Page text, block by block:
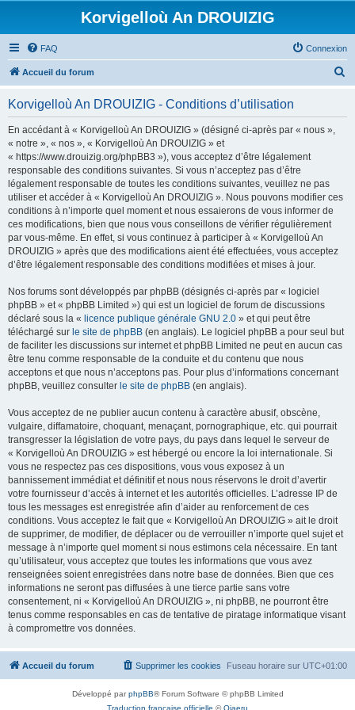
Korvigelloù An DROUIZIG
FAQ Connexion
Accueil du forum
Korvigelloù An DROUIZIG - Conditions d’utilisation
En accédant à « Korvigelloù An DROUIZIG » (désigné ci-après par « nous »,
« notre », « nos », « Korvigelloù An DROUIZIG » et
« https://www.drouizig.org/phpBB3 »), vous acceptez d’être légalement
responsable des conditions suivantes. Si vous n’acceptez pas d’être
légalement responsable de toutes les conditions suivantes, veuillez ne pas
utiliser et accéder à « Korvigelloù An DROUIZIG ». Nous pouvons modifier ces
conditions à n’importe quel moment et nous essaierons de vous informer de
ces modifications, bien que nous vous conseillons de vérifier régulièrement
par vous-même. En effet, si vous continuez à participer à « Korvigelloù An
DROUIZIG » après que des modifications aient été effectuées, vous acceptez
d’être légalement responsable des conditions modifiées et mises à jour.
Nos forums sont développés par phpBB (désignés ci-après par « logiciel
phpBB » et « phpBB Limited ») qui est un logiciel de forum de discussions
déclaré sous la « licence publique générale GNU 2.0 » et qui peut être
téléchargé sur le site de phpBB (en anglais). Le logiciel phpBB a pour seul but
de faciliter les discussions sur internet et phpBB Limited ne peut en aucun cas
être tenu comme responsable de la conduite et du contenu que nous
acceptons et que nous n’acceptons pas. Pour plus d’informations concernant
phpBB, veuillez consulter le site de phpBB (en anglais).
Vous acceptez de ne publier aucun contenu à caractère abusif, obscène,
vulgaire, diffamatoire, choquant, menaçant, pornographique, etc. qui pourrait
transgresser la législation de votre pays, du pays dans lequel le serveur de
« Korvigelloù An DROUIZIG » est hébergé ou encore la loi internationale. Si
vous ne respectez pas ces dispositions, vous vous exposez à un
bannissement immédiat et définitif et nous nous réservons le droit d’avertir
votre fournisseur d’accès à internet et les autorités officielles. L’adresse IP de
tous les messages est enregistrée afin d’aider au renforcement de ces
conditions. Vous acceptez le fait que « Korvigelloù An DROUIZIG » ait le droit
de supprimer, de modifier, de déplacer ou de verrouiller n’importe quel sujet et
message à n’importe quel moment si nous estimons cela nécessaire. En tant
qu’utilisateur, vous acceptez que toutes les informations que vous avez
renseignées soient enregistrées dans notre base de données. Bien que ces
informations ne seront pas diffusées à une tierce partie sans votre
consentement, ni « Korvigelloù An DROUIZIG », ni phpBB, ne pourront être
tenus comme responsables en cas de tentative de piratage informatique visant
à compromettre vos données.
Accueil du forum Fuseau horaire sur UTC+01:00
Supprimer les cookies
Développé parphpBB® Forum Software © phpBB Limited
Traduction française officielle ©Qiaeru